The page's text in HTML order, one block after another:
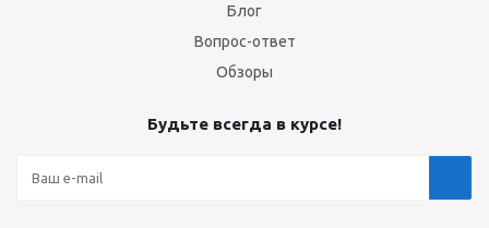
Блог
Вопрос-ответ
Обзоры
Будьте всегда в курсе!